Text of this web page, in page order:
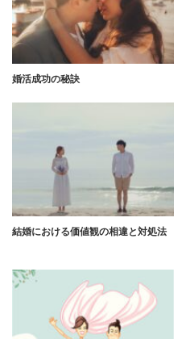
婚活成功の秘訣
結婚における価値観の相違と対処法